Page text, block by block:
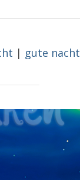
| gute nacht